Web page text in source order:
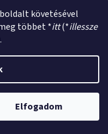
követésével
többet *itt(*illessze
Elfogadom
jog fenntartva.Süti